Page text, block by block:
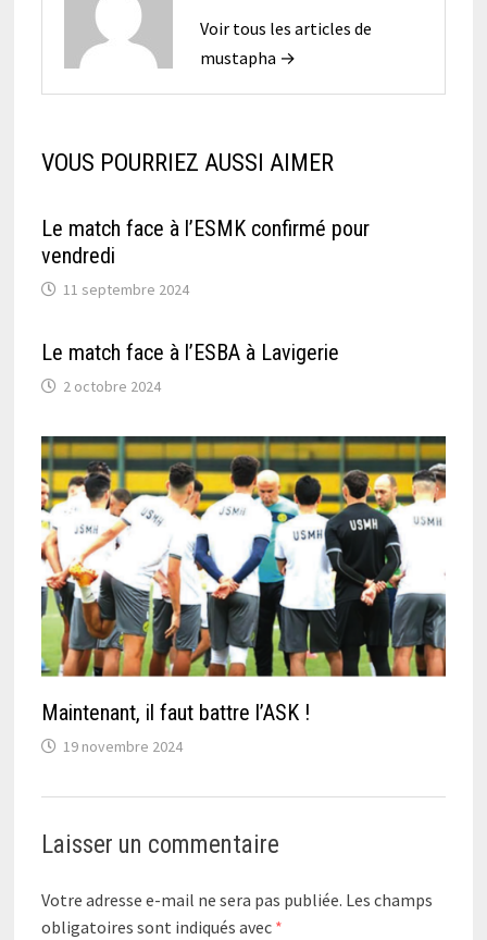
Voir tous les articles de
mustapha →
VOUS POURRIEZ AUSSI AIMER
Le match face à l’ESMK confirmé pour
vendredi
11 septembre 2024
Le match face à l’ESBA à Lavigerie
2 octobre 2024
Maintenant, il faut battre l’ASK !
19 novembre 2024
Laisser un commentaire
Votre adresse e-mail ne sera pas publiée. Les champs
obligatoires sont indiqués avec *